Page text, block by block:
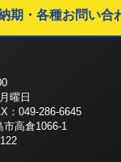
期・各種お問い合
曜日
：049-286-6645
高倉1066-1